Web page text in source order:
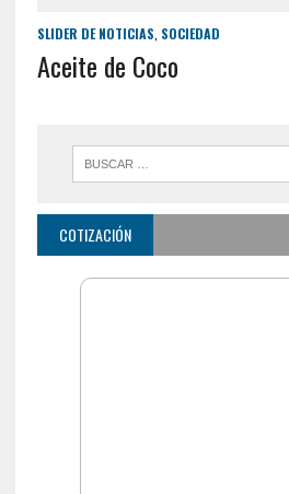
SLIDER DE NOTICIAS SOCIEDAD
Aceite de Coco
COTIZACIÓN